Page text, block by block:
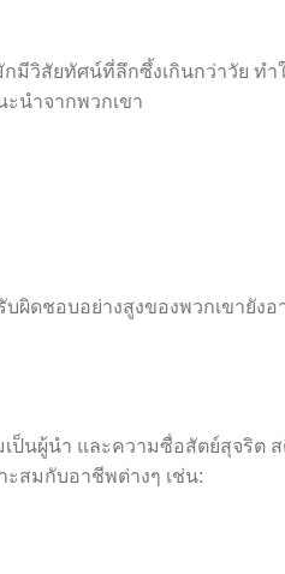
วิสัยทัศน์ที่ลึกซึ้งเกินกว่าวัย ทำ
นำจากพวกเขา
ผิดชอบอย่างสูงของพวกเขายังอ
ป็นผู้นำ และความซื่อสัตย์สุจริต
สมกับอาชีพต่างๆ เช่น: